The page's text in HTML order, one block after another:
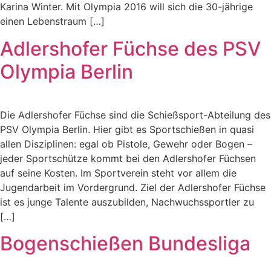
Karina Winter. Mit Olympia 2016 will sich die 30-jährige
einen Lebenstraum […]
Adlershofer Füchse des PSV
Olympia Berlin
Die Adlershofer Füchse sind die Schießsport-Abteilung des
PSV Olympia Berlin. Hier gibt es Sportschießen in quasi
allen Disziplinen: egal ob Pistole, Gewehr oder Bogen –
jeder Sportschütze kommt bei den Adlershofer Füchsen
auf seine Kosten. Im Sportverein steht vor allem die
Jugendarbeit im Vordergrund. Ziel der Adlershofer Füchse
ist es junge Talente auszubilden, Nachwuchssportler zu
[…]
Bogenschießen Bundesliga